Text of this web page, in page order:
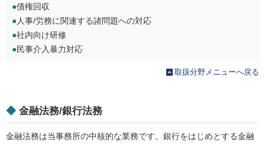
●債権回収
●人事/労務に関連する諸問題への対応
●社内向け研修
●民事介入暴力対応
取扱分野メニューへ戻る
◆ 金融法務/銀行法務
金融法務は当事務所の中核的な業務です。銀行をはじめとする金融